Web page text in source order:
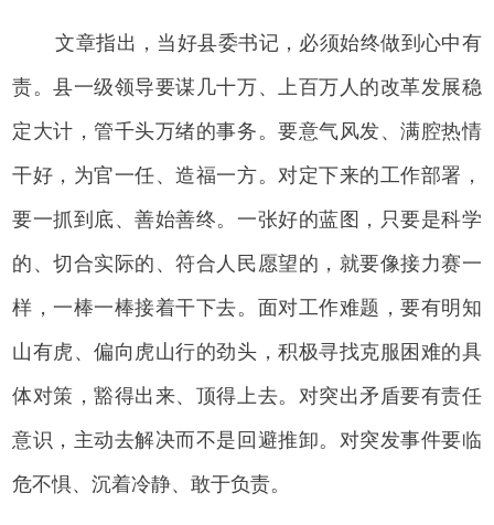
文章指出，当好县委书记，必须始终做到心中有
责。县一级领导要谋几十万、上百万人的改革发展稳
定大计，管千头万绪的事务。要意气风发、满腔热情
干好，为官一任、造福一方。对定下来的工作部署，
要一抓到底、善始善终。一张好的蓝图，只要是科学
的、切合实际的、符合人民愿望的，就要像接力赛一
样，一棒一棒接着干下去。面对工作难题，要有明知
山有虎、偏向虎山行的劲头，积极寻找克服困难的具
体对策，豁得出来、顶得上去。对突出矛盾要有责任
意识，主动去解决而不是回避推卸。对突发事件要临
危不惧、沉着冷静、敢于负责。